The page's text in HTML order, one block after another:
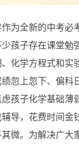
为全新的中考必
孩子存在课堂勉
化学方程式和实
忽上忽下、偏科
孩子化学基础薄
导，花费时间金
微。为解决广大